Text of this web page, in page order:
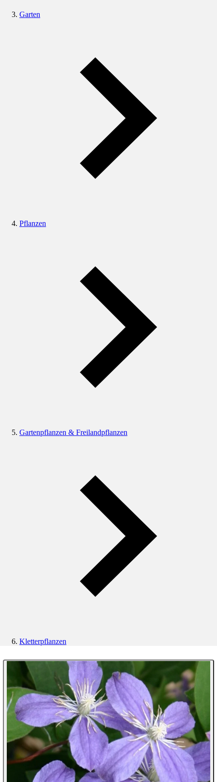
Garten
Pflanzen
Gartenpflanzen & Freilandpflanzen
Kletterpflanzen